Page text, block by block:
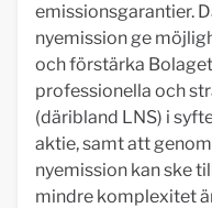
emissionsgarantier.
nyemission ge
och förstärka
professionella och
(däribland LNS) i
aktie, samt att
nyemission kan ske
mindre komplexitet